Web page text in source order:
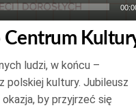
ludzi, w końcu –
polskiej kultury. Jubileusz
by przyjrzeć się